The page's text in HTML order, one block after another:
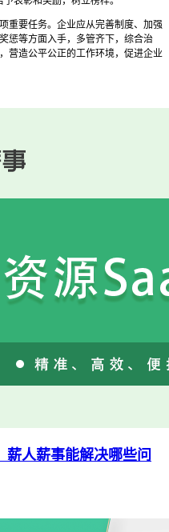
重要任务。企业应从完善制度、加强
惩等方面入手，多管齐下，综合治
营造公平公正的工作环境，促进企业
人薪事能解决哪些问